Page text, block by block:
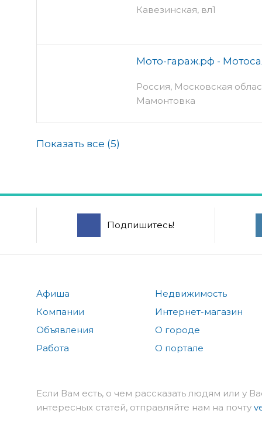
Кавезинская, вл1
Мото-гараж.рф -
Россия, Московская
Мамонтовка
Показать все (5)
Подпишитесь!
Афиша
Компании
Объявления
Работа
Недвижимость
Интернет-магазин
О городе
О портале
Если Вам есть, о чем рассказать людям или у
интересных статей, отправляйте нам на почту